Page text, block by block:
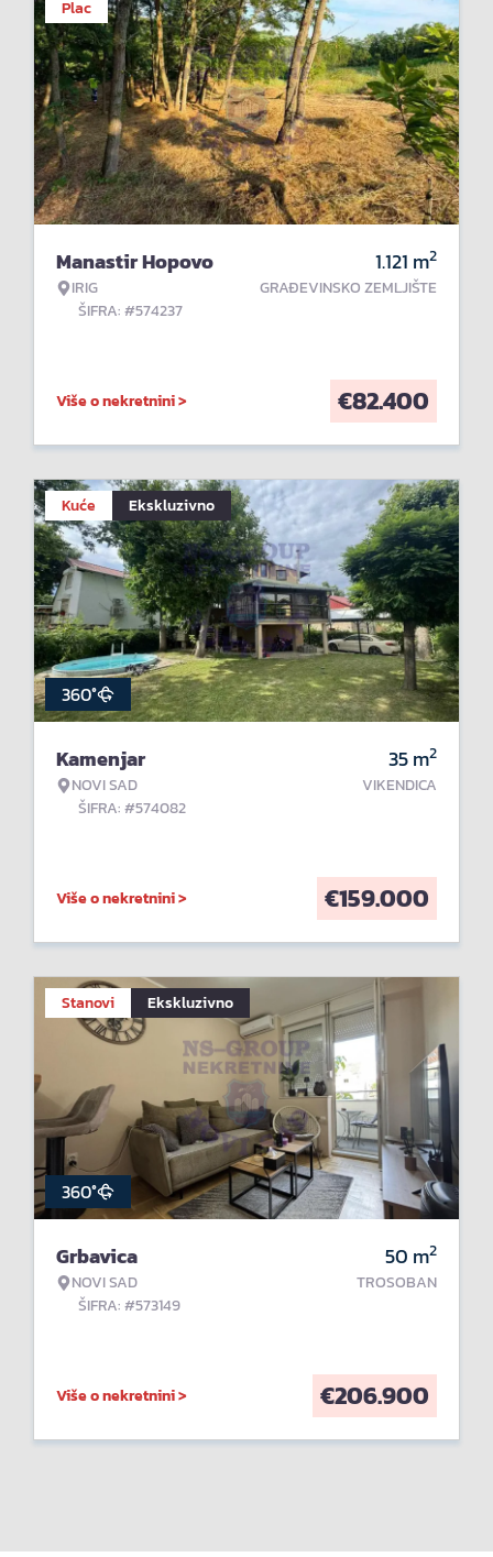
Plac
Manastir Hopovo
IRIG
ŠIFRA: #574237
1.121 m2
GRAĐEVINSKO ZEMLJIŠTE
Više o nekretnini > €82.400
Kuće Ekskluzivno
360°
Kamenjar
NOVI SAD
ŠIFRA: #574082
35m2
VIKENDICA
Više o nekretnini > €159.000
Stanovi Ekskluzivno
360°
Grbavica
NOVI SAD
ŠIFRA: #573149
50 m2
TROSOBAN
Više o nekretnini > €206.900